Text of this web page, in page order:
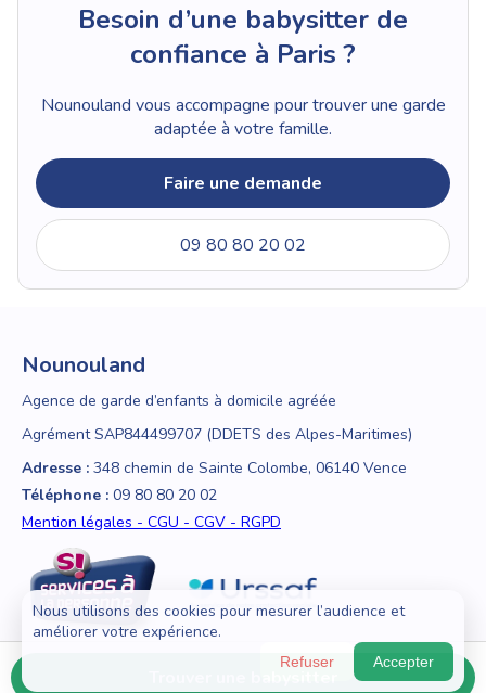
Besoin d’une babysitter de
confiance à Paris ?
Nounouland vous accompagne pour trouver une garde
adaptée à votre famille.
Faire une demande
09 80 80 20 02
Nounouland
Agence de garde d’enfants à domicile agréée
Agrément SAP844499707 (DDETS des Alpes-Maritimes)
Adresse : 348 chemin de Sainte Colombe, 06140 Vence
Téléphone : 09 80 80 20 02
Mention légales - CGU - CGV - RGPD
© 2018 - 2026 Nounouland — Tous droits réservés
Nous utilisons des cookies pour mesurer l’audience et
améliorer votre expérience.
Refuser Accepter